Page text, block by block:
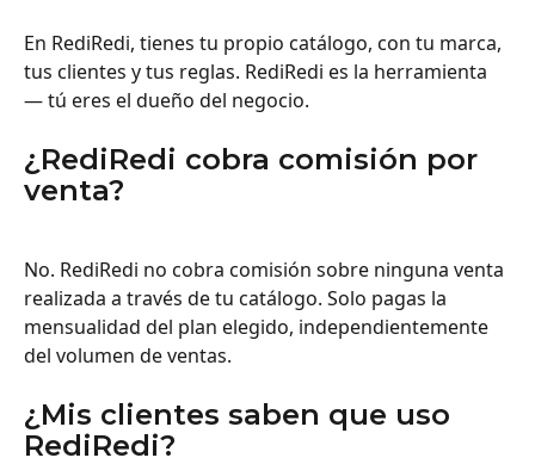
En RediRedi, tienes tu propio catálogo, con tu marca,
tus clientes y tus reglas. RediRedi es la herramienta
— tú eres el dueño del negocio.
¿RediRedi cobra comisión por
venta?
No. RediRedi no cobra comisión sobre ninguna venta
realizada a través de tu catálogo. Solo pagas la
mensualidad del plan elegido, independientemente
del volumen de ventas.
¿Mis clientes saben que uso
RediRedi?